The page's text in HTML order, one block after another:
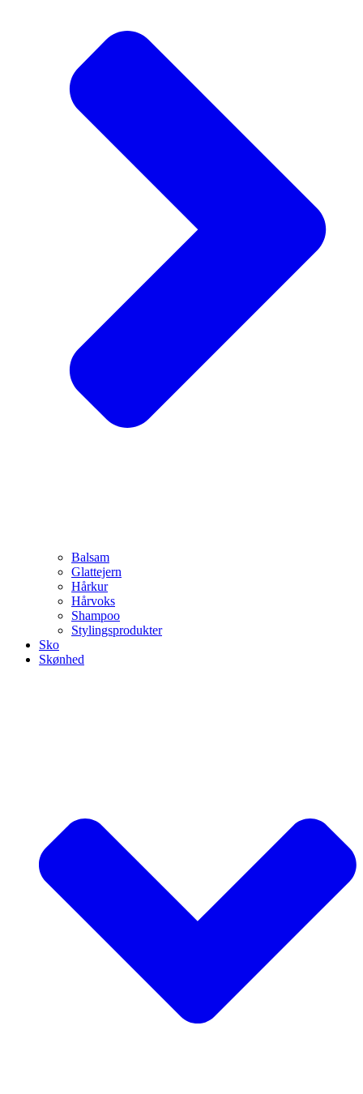
Balsam
Glattejern
Hårkur
Hårvoks
Shampoo
Stylingsprodukter
Sko
Skønhed